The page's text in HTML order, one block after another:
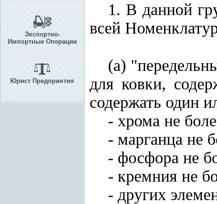
Экспортно-
Импортные Операции
Юрист Предприятия
1. В данной
всей
(а)
для ковки,
содержать один
- хрома не
- марганца не
- фосфора не
- кремния не
- других